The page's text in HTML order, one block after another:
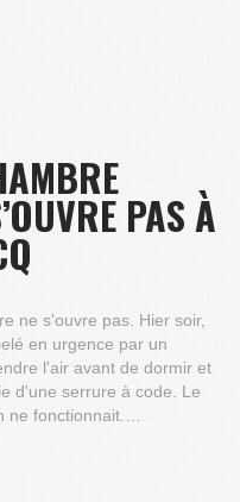
PAS À
ne s'ouvre pas. Hier soir,
en urgence par un
l'air avant de dormir et
d'une serrure à code. Le
ne fonctionnait.…